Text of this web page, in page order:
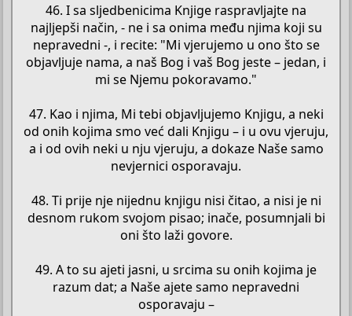
46. I sa sljedbenicima Knjige raspravljajte na
najljepši način, - ne i sa onima među njima koji su
nepravedni -, i recite: "Mi vjerujemo u ono što se
objavljuje nama, a naš Bog i vaš Bog jeste – jedan, i
mi se Njemu pokoravamo."
47. Kao i njima, Mi tebi objavljujemo Knjigu, a neki
od onih kojima smo već dali Knjigu – i u ovu vjeruju,
a i od ovih neki u nju vjeruju, a dokaze Naše samo
nevjernici osporavaju.
48. Ti prije nje nijednu knjigu nisi čitao, a nisi je ni
desnom rukom svojom pisao; inače, posumnjali bi
oni što laži govore.
49. A to su ajeti jasni, u srcima su onih kojima je
razum dat; a Naše ajete samo nepravedni
osporavaju –